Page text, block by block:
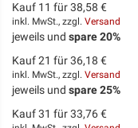
Kauf 11 für38,58 €
inkl. MwSt., zzgl. Versand
jeweils und spare20%
Kauf 21 für36,18 €
inkl. MwSt., zzgl. Versand
jeweils und spare25%
Kauf 31 für33,76 €